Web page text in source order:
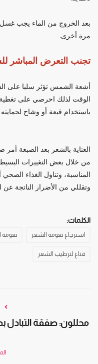
بعد الخروج من الماء يجب غسل
مرة أخرى.
تجنب التعرض المباشر
أشعة الشمس تؤثر سلبا على
الوقت لذلك احرصي على
باستخدام قبعة أو وشاح لحمايته
العناية بالشعر بعد الصبغة
من خلال بعض التغييرات
المناسبة، وتناول الغذاء
وتقللي من الأضرار الناتجة عن
الكلمات:
استرجاع نعومة الشعر نعومة
قناع لترطيب الشعر
محللون: صفقة التبادل